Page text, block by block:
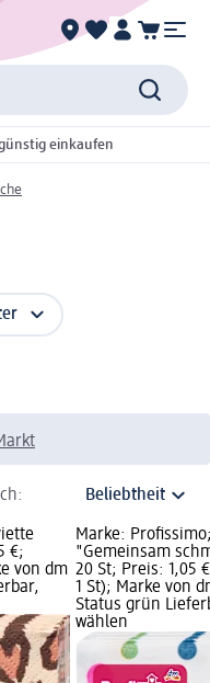
einkaufen
€;
von dm
Marke:
"Gemeinsam
20 St; Preis: 1,05
1 St); Marke von
Status grün
wählen